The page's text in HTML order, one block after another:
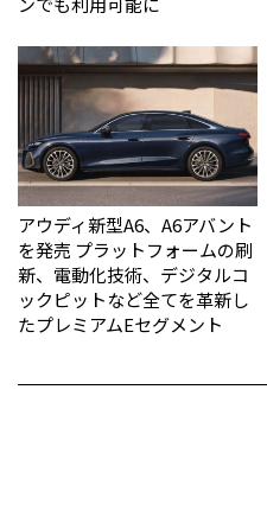
アウディ新型A6、A6アバント
を発売 プラットフォームの刷
新、電動化技術、デジタルコ
ックピットなど全てを革新し
たプレミアムEセグメント